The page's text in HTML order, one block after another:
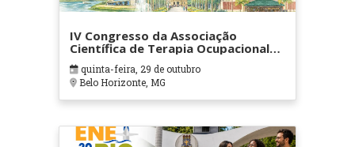
IV Congresso da Associação
Científica de Terapia Ocupacional
em Contextos Hospitalares e
Cuidados Paliativos - ATOHOSP
quinta-feira, 29 de outubro
Belo Horizonte, MG